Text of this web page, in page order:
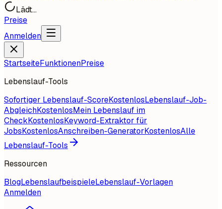
Lädt...
Preise
Anmelden
StartseiteFunktionenPreise
Lebenslauf-Tools
Sofortiger Lebenslauf-ScoreKostenlosLebenslauf-Job-
AbgleichKostenlosMein Lebenslauf im
CheckKostenlosKeyword-Extraktor für
JobsKostenlosAnschreiben-GeneratorKostenlosAlle
Lebenslauf-Tools
Ressourcen
BlogLebenslaufbeispieleLebenslauf-Vorlagen
Anmelden